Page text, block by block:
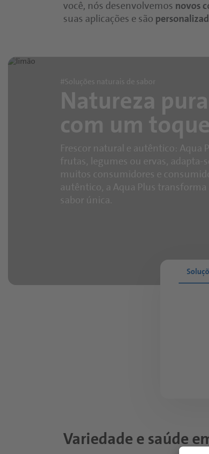
você, nós desenvolvemos novos
suas aplicações e são
#Soluções naturais de sabor
Natureza pura
com um toque
Frescor natural e autêntico: Aqua
frutas, legumes ou ervas, adapta-
muitos consumidores e
autêntico, a Aqua Plus transforma
sabor única.
Variedade e saúde